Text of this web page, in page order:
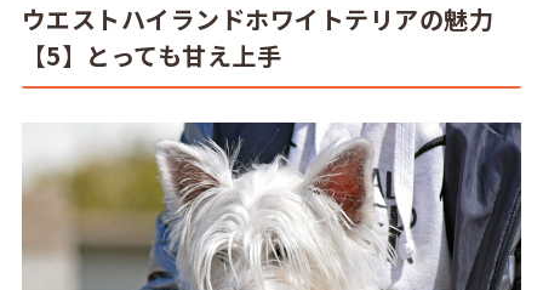
ウエストハイランドホワイトテリアの魅力
【5】とっても甘え上手